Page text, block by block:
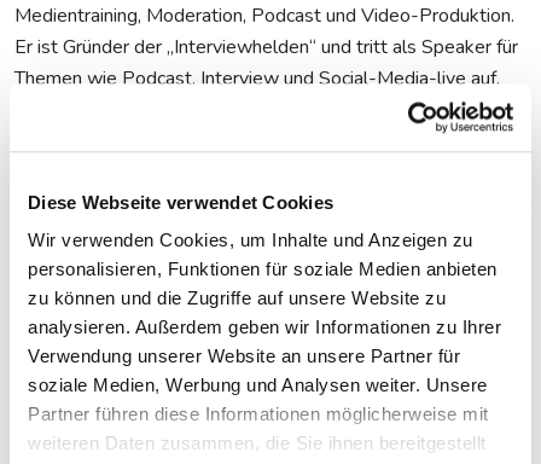
Diese Webseite verwendet Cookies
Wir verwenden Cookies, um Inhalte und Anzeigen zu
personalisieren, Funktionen für soziale Medien anbieten
zu können und die Zugriffe auf unsere Website zu
analysieren. Außerdem geben wir Informationen zu Ihrer
Verwendung unserer Website an unsere Partner für
soziale Medien, Werbung und Analysen weiter. Unsere
Partner führen diese Informationen möglicherweise mit
weiteren Daten zusammen, die Sie ihnen bereitgestellt
Medientraining, Moderation, Podcast und Video-Produktion.
Er ist Gründer der „Interviewhelden“ und tritt als Speaker für
Themen wie Podcast, Interview und Social-Media-live auf.
Markus Tirok hat 13 Jahre als Fernsehmoderator gearbeitet,
hat viele jähre tägliche Sendungen moderiert und in diesem
Podcast:https://www.tirok-training.de/podcast
Publikationen:
https://www.halem-verlag.de/markus-tirok/
Mehr Informationen: